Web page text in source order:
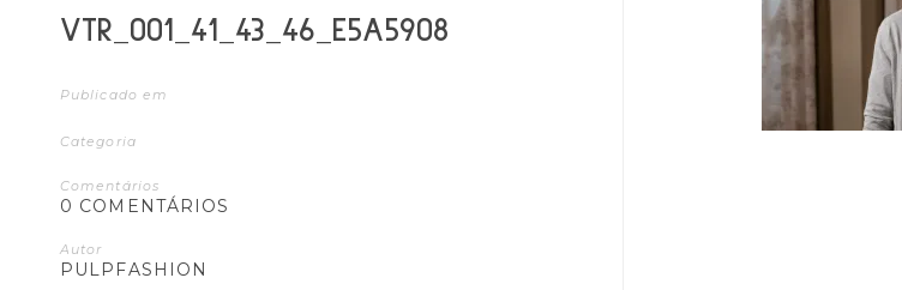
VTR_001_41_43_46_E5A5908
Publicado em
Categoria
Comentários
0 COMENTÁRIOS
Autor
PULPFASHION